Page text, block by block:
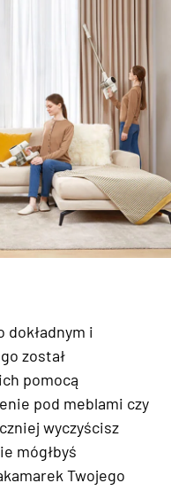
dokładnym i
został
pomocą
pod meblami czy
wyczyścisz
mógłbyś
Twojego